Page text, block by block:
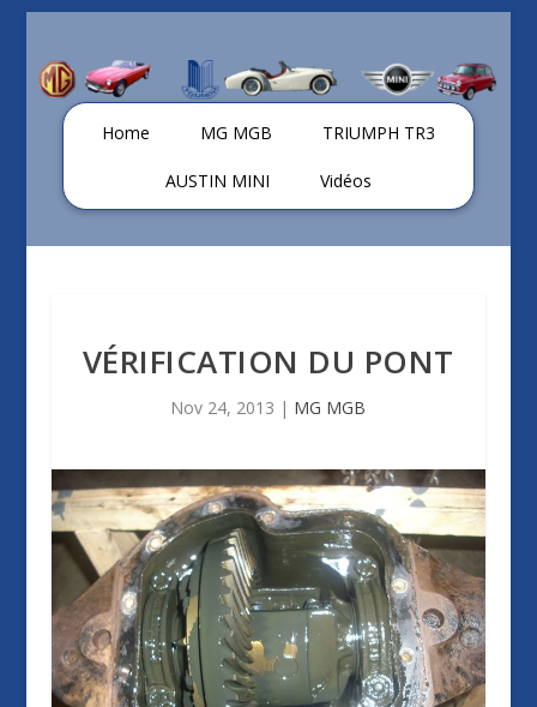
Home MG MGB TRIUMPH TR3
AUSTIN MINI Vidéos
VÉRIFICATION DU PONT
Nov 24, 2013 | MG MGB